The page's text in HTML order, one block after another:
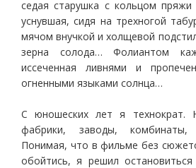
седая старушка с кольцом пряжи
уснувшая, сидя на трехногой
мячом внучкой и холщевой
зерна солода… Фолиантом
иссеченная ливнями и
огненными языками солнца…
С юношеских лет я технократ.
фабрики, заводы, комбинаты,
Понимая, что в фильме без
обойтись, я решил